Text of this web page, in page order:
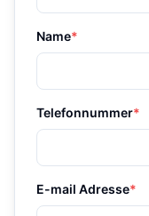
Name*
Telefonnummer*
E-mail Adresse*